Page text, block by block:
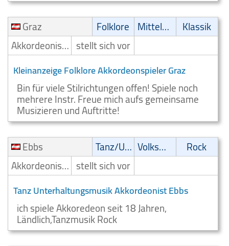
Graz
Folklore Mittelalter
Klassik
Akkordeonist/Akkordeonspieler stellt sich vor
Kleinanzeige Folklore Akkordeonspieler Graz
Bin für viele Stilrichtungen offen! Spiele noch
mehrere Instr. Freue mich aufs gemeinsame
Musizieren und Auftritte!
Ebbs
Tanz/Unterhaltungsmusik Volksmusik
Rock
Akkordeonist/Akkordeonspieler stellt sich vor
Tanz Unterhaltungsmusik Akkordeonist Ebbs
ich spiele Akkoredeon seit 18 Jahren,
Ländlich,Tanzmusik Rock